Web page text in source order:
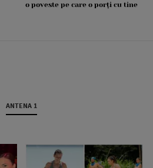
o poveste pe care o porți cu tine
ANTENA 1